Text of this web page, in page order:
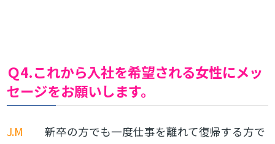
Ｑ4.これから入社を希望される女性にメッ
セージをお願いします。
J.M 新卒の方でも一度仕事を離れて復帰する方で